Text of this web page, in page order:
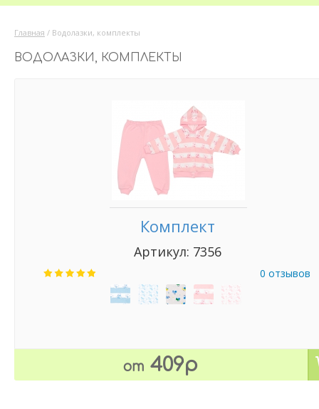
Главная / Водолазки, комплекты
ВОДОЛАЗКИ, КОМПЛЕКТЫ
Комплект
Артикул: 7356
0 отзывов
от 409р